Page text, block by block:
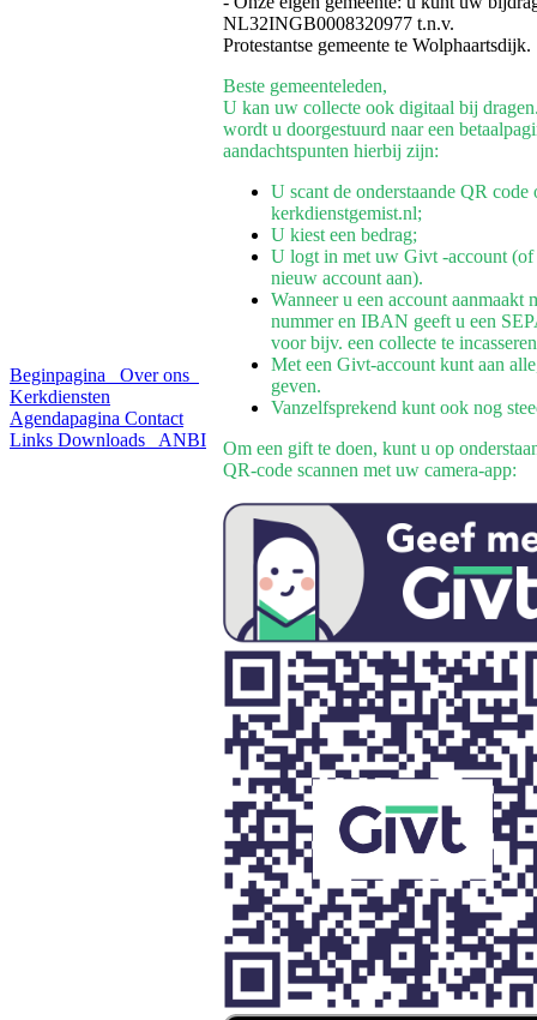
Beginpagina
Over ons
Kerkdiensten
Agendapagina Contact
Links Downloads ANBI
NL32INGB0008320977 t.n.v.
Protestantse gemeente te Wolphaartsdijk.
Beste gemeenteleden,
U kan uw collecte ook digitaal bij
wordt u doorgestuurd naar een
aandachtspunten hierbij zijn:
U scant de onderstaande QR
kerkdienstgemist.nl;
U kiest een bedrag;
U logt in met uw Givt -account (of
nieuw account aan).
Wanneer u een account aanmaakt
nummer en IBAN geeft u een
voor bijv. een collecte te
Met een Givt-account kunt aan
geven.
Vanzelfsprekend kunt ook nog
Om een gift te doen, kunt u op
QR‑code scannen met uw camera-app: